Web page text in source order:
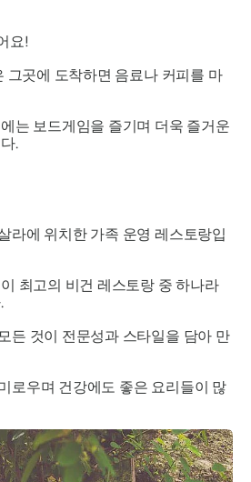
요!
그곳에 도착하면 음료나 커피를 마
는 보드게임을 즐기며 더욱 즐거운
.
라에 위치한 가족 운영 레스토랑입
최고의 비건 레스토랑 중 하나라
든 것이 전문성과 스타일을 담아 만
로우며 건강에도 좋은 요리들이 많